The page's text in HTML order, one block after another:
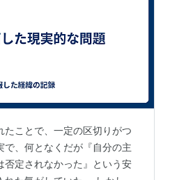
たことで、一定の区切りがつ
で、何となくだが『自分の主
否定されなかった』という安